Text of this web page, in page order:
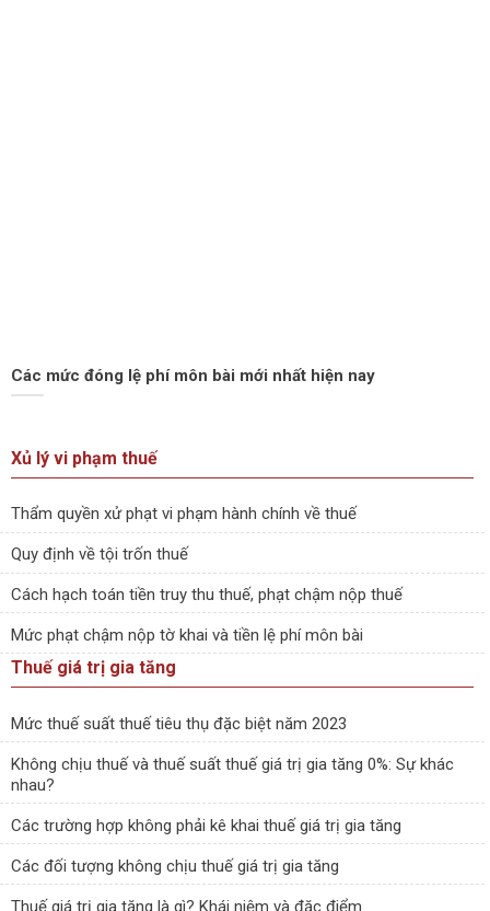
Các mức đóng lệ phí môn bài mới nhất hiện nay
Xủ lý vi phạm thuế
Thẩm quyền xử phạt vi phạm hành chính về thuế
Quy định về tội trốn thuế
Cách hạch toán tiền truy thu thuế, phạt chậm nộp thuế
Mức phạt chậm nộp tờ khai và tiền lệ phí môn bài
Thuế giá trị gia tăng
Mức thuế suất thuế tiêu thụ đặc biệt năm 2023
Không chịu thuế và thuế suất thuế giá trị gia tăng 0%: Sự khác
nhau?
Các trường hợp không phải kê khai thuế giá trị gia tăng
Các đối tượng không chịu thuế giá trị gia tăng
Thuế giá trị gia tăng là gì? Khái niệm và đặc điểm